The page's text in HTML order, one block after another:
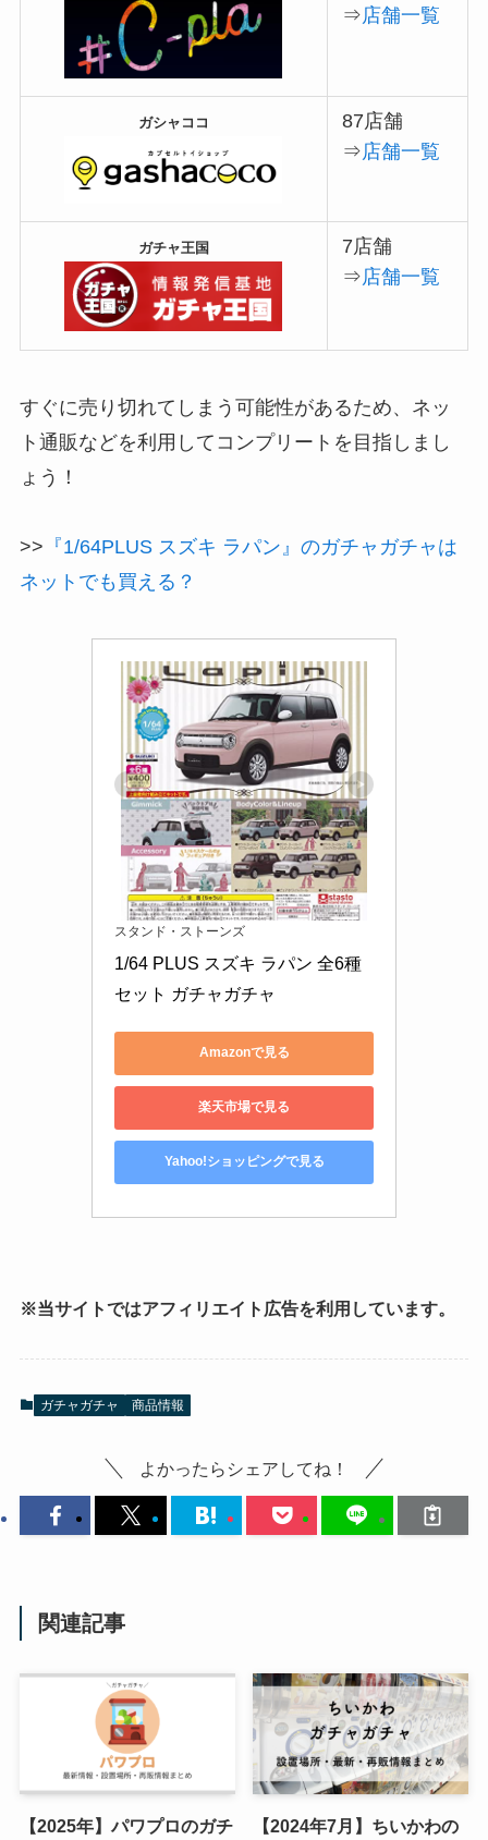
⇒店舗一覧
ガシャココ
87店舗
⇒店舗一覧
ガチャ王国
7店舗
⇒店舗一覧
すぐに売り切れてしまう可能性があるため、ネッ
ト通販などを利用してコンプリートを目指しまし
ょう！
>> 『1/64PLUS スズキ ラパン』のガチャガチャは
ネットでも買える？
スタンド・ストーンズ
1/64 PLUS スズキ ラパン 全6種
セット ガチャガチャ
Amazonで見る
楽天市場で見る
Yahoo!ショッピングで見る
※当サイトではアフィリエイト広告を利用しています。
ガチャガチャ 商品情報
よかったらシェアしてね！
関連記事
【2025年】パワプロのガチ
【2024年7月】ちいかわの